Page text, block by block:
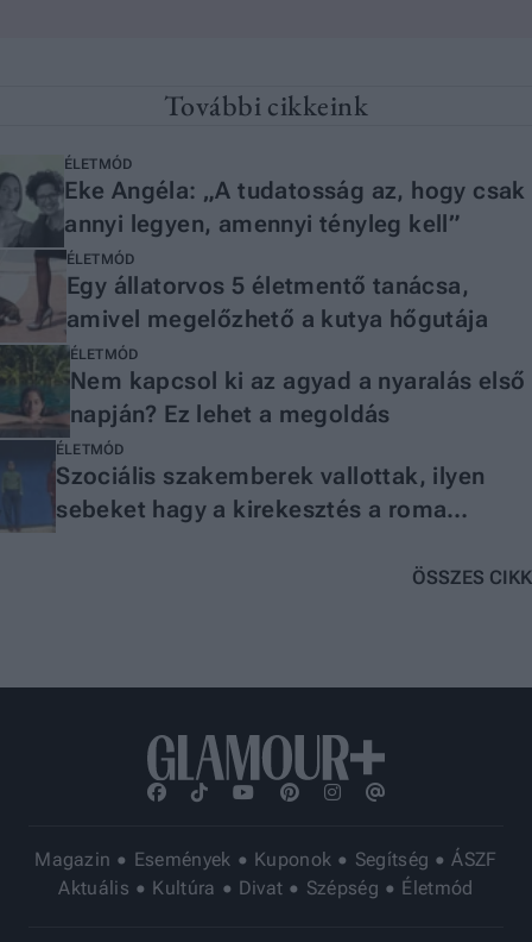
További cikkeink
ÉLETMÓD
Eke Angéla: „A tudatosság az, hogy csak
annyi legyen, amennyi tényleg kell”
ÉLETMÓD
Egy állatorvos 5 életmentő tanácsa,
amivel megelőzhető a kutya hőgutája
ÉLETMÓD
Nem kapcsol ki az agyad a nyaralás első
napján? Ez lehet a megoldás
ÉLETMÓD
Szociális szakemberek vallottak, ilyen
sebeket hagy a kirekesztés a roma
ÖSSZES CIKK
Magazin Események Kuponok Segítség
ÁSZF
Aktuális
Kultúra Divat Szépség Életmód